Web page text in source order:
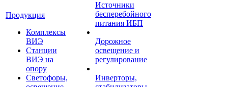
Продукция
Комплексы
ВИЭ
Станции
ВИЭ на
опору
Светофоры,
Источники
бесперебойного
питания ИБП
Дорожное
освещение и
регулирование
Инверторы,